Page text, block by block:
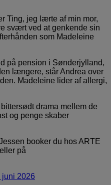
Ting, jeg lærte af min mor,
svært ved at genkende sin
som Madeleine
på pension i Sønderjylland,
længere, står Andrea over
Madeleine lider af allergi,
drama mellem de
og penge skaber
booker du hos ARTE
på
juni 2026